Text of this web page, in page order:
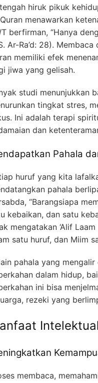
hiruk pikuk
menawarkan
berfirman, “Hanya
Ar-Ra’d: 28).
memiliki efek
jiwa yang gelisah.
studi menunjukkan
tingkat stres,
Ini adalah terapi
dan
Pahala
huruf yang kita
pahala
“Barangsiapa
kebaikan, dan satu
mengatakan ‘Alif
satu huruf, dan Miim
pahala yang
dalam hidup,
ini bisa
rezeki yang
membaca,